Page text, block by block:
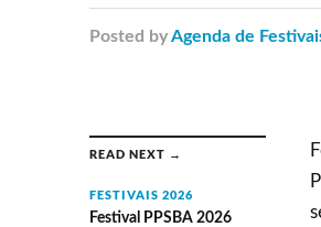
Posted byAgenda de
READ NEXT →
FESTIVAIS 2026
Festival PPSBA 2026